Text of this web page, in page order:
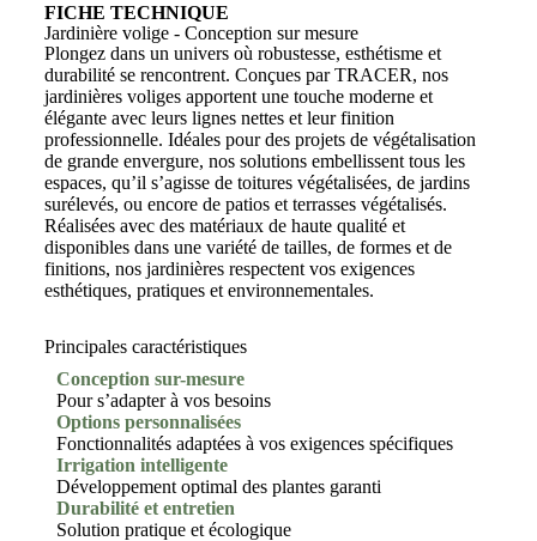
FICHE TECHNIQUE
Jardinière volige - Conception sur mesure
Plongez dans un univers où robustesse, esthétisme et
durabilité se rencontrent. Conçues par TRACER, nos
jardinières voliges apportent une touche moderne et
élégante avec leurs lignes nettes et leur finition
professionnelle. Idéales pour des projets de végétalisation
de grande envergure, nos solutions embellissent tous les
espaces, qu’il s’agisse de toitures végétalisées, de jardins
surélevés, ou encore de patios et terrasses végétalisés.
Réalisées avec des matériaux de haute qualité et
disponibles dans une variété de tailles, de formes et de
finitions, nos jardinières respectent vos exigences
esthétiques, pratiques et environnementales.
Principales caractéristiques
Conception sur-mesure
Pour s’adapter à vos besoins
Options personnalisées
Fonctionnalités adaptées à vos exigences spécifiques
Irrigation intelligente
Développement optimal des plantes garanti
Durabilité et entretien
Solution pratique et écologique